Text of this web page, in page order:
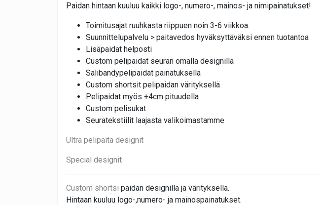
Paidan hintaan kuuluu kaikki logo-, numero-, mainos- ja nimipainatukset!
Toimitusajat ruuhkasta riippuen noin 3-6 viikkoa.
Suunnittelupalvelu > paitavedos hyväksyttäväksi ennen tuotantoa
Lisäpaidat helposti
Custom pelipaidat seuran omalla designilla
Salibandypelipaidat painatuksella
Custom shortsit pelipaidan värityksellä
Pelipaidat myös +4cm pituudella
Custom pelisukat
Seuratekstiilit laajasta valikoimastamme
Ultra pelipaita designit
Special designit
Custom shortsi paidan designilla ja värityksellä.
Hintaan kuuluu logo-,numero- ja mainospainatukset.